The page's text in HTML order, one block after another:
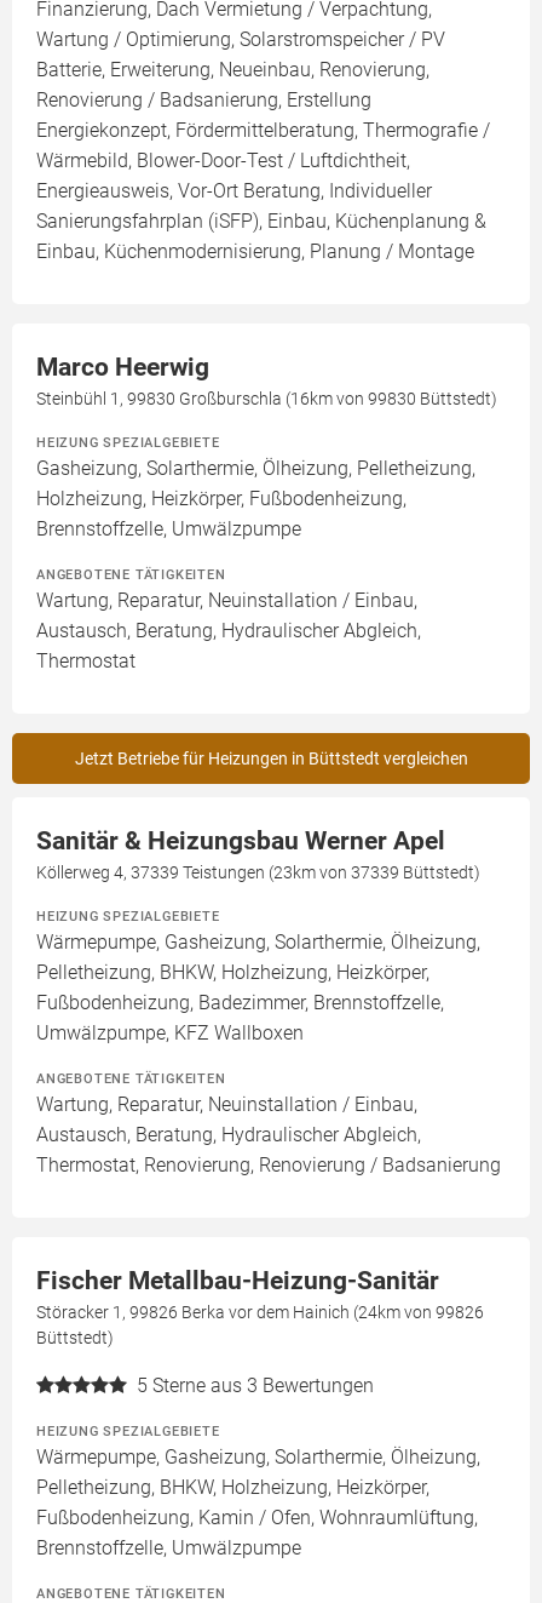
Finanzierung, Dach Vermietung / Verpachtung,
Wartung / Optimierung, Solarstromspeicher / PV
Batterie, Erweiterung, Neueinbau, Renovierung,
Renovierung / Badsanierung, Erstellung
Energiekonzept, Fördermittelberatung, Thermografie /
Wärmebild, Blower-Door-Test / Luftdichtheit,
Energieausweis, Vor-Ort Beratung, Individueller
Sanierungsfahrplan (iSFP), Einbau, Küchenplanung &
Einbau, Küchenmodernisierung, Planung / Montage
Marco Heerwig
Steinbühl 1, 99830 Großburschla (16km von 99830 Büttstedt)
HEIZUNG SPEZIALGEBIETE
Gasheizung, Solarthermie, Ölheizung, Pelletheizung,
Holzheizung, Heizkörper, Fußbodenheizung,
Brennstoffzelle, Umwälzpumpe
ANGEBOTENE TÄTIGKEITEN
Wartung, Reparatur, Neuinstallation / Einbau,
Austausch, Beratung, Hydraulischer Abgleich,
Thermostat
Jetzt Betriebe für Heizungen in Büttstedt vergleichen
Sanitär & Heizungsbau Werner Apel
Köllerweg 4, 37339 Teistungen (23km von 37339 Büttstedt)
HEIZUNG SPEZIALGEBIETE
Wärmepumpe, Gasheizung, Solarthermie, Ölheizung,
Pelletheizung, BHKW, Holzheizung, Heizkörper,
Fußbodenheizung, Badezimmer, Brennstoffzelle,
Umwälzpumpe, KFZ Wallboxen
ANGEBOTENE TÄTIGKEITEN
Wartung, Reparatur, Neuinstallation / Einbau,
Austausch, Beratung, Hydraulischer Abgleich,
Thermostat, Renovierung, Renovierung / Badsanierung
Fischer Metallbau-Heizung-Sanitär
Störacker 1, 99826 Berka vor dem Hainich (24km von 99826
Büttstedt)
5 Sterne aus 3 Bewertungen
HEIZUNG SPEZIALGEBIETE
Wärmepumpe, Gasheizung, Solarthermie, Ölheizung,
Pelletheizung, BHKW, Holzheizung, Heizkörper,
Fußbodenheizung, Kamin / Ofen, Wohnraumlüftung,
Brennstoffzelle, Umwälzpumpe
ANGEBOTENE TÄTIGKEITEN